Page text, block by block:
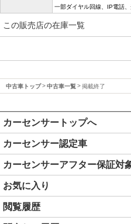
一部ダイヤル回線、IP電話
この販売店の在庫一覧
中古車トップ 中古車一覧 掲載終了
カーセンサートップへ
カーセンサー認定車
カーセンサーアフター保証対
お気に入り
閲覧履歴